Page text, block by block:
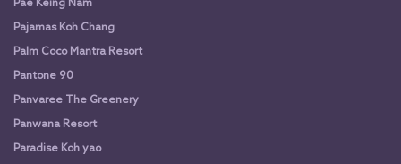
Pae Keing Nam
Pajamas Koh Chang
Palm Coco Mantra Resort
Pantone 90
Panvaree The Greenery
Panwana Resort
Paradise Koh yao